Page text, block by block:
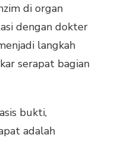
di organ
dengan dokter
langkah
serapat bagian
bukti,
adalah